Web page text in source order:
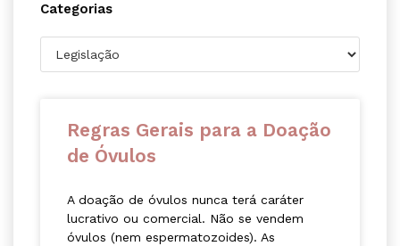
Categorias
Regras Gerais para a Doação
de Óvulos
A doação de óvulos nunca terá caráter
lucrativo ou comercial. Não se vendem
óvulos (nem espermatozoides). As